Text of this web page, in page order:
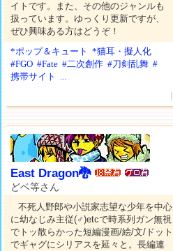
イトです。また、その他のジャンルも
扱っています。ゆっくり更新ですが、
ぜひ興味ある方はどうぞ！
*ポップ＆キュート
*猫耳・擬人化
#FGO #Fate #二次創作 #刀剣乱舞 #
携帯サイト
...
East Dragon🐉
どベ等さん
不死人野郎や小説家志望な少年を中心
に幼なじみ主従(♂)etcで時系列ガン無視
でトッ散らかった短編漫画/絵/文/ドット
でギャグにシリアスを延々と。長編連